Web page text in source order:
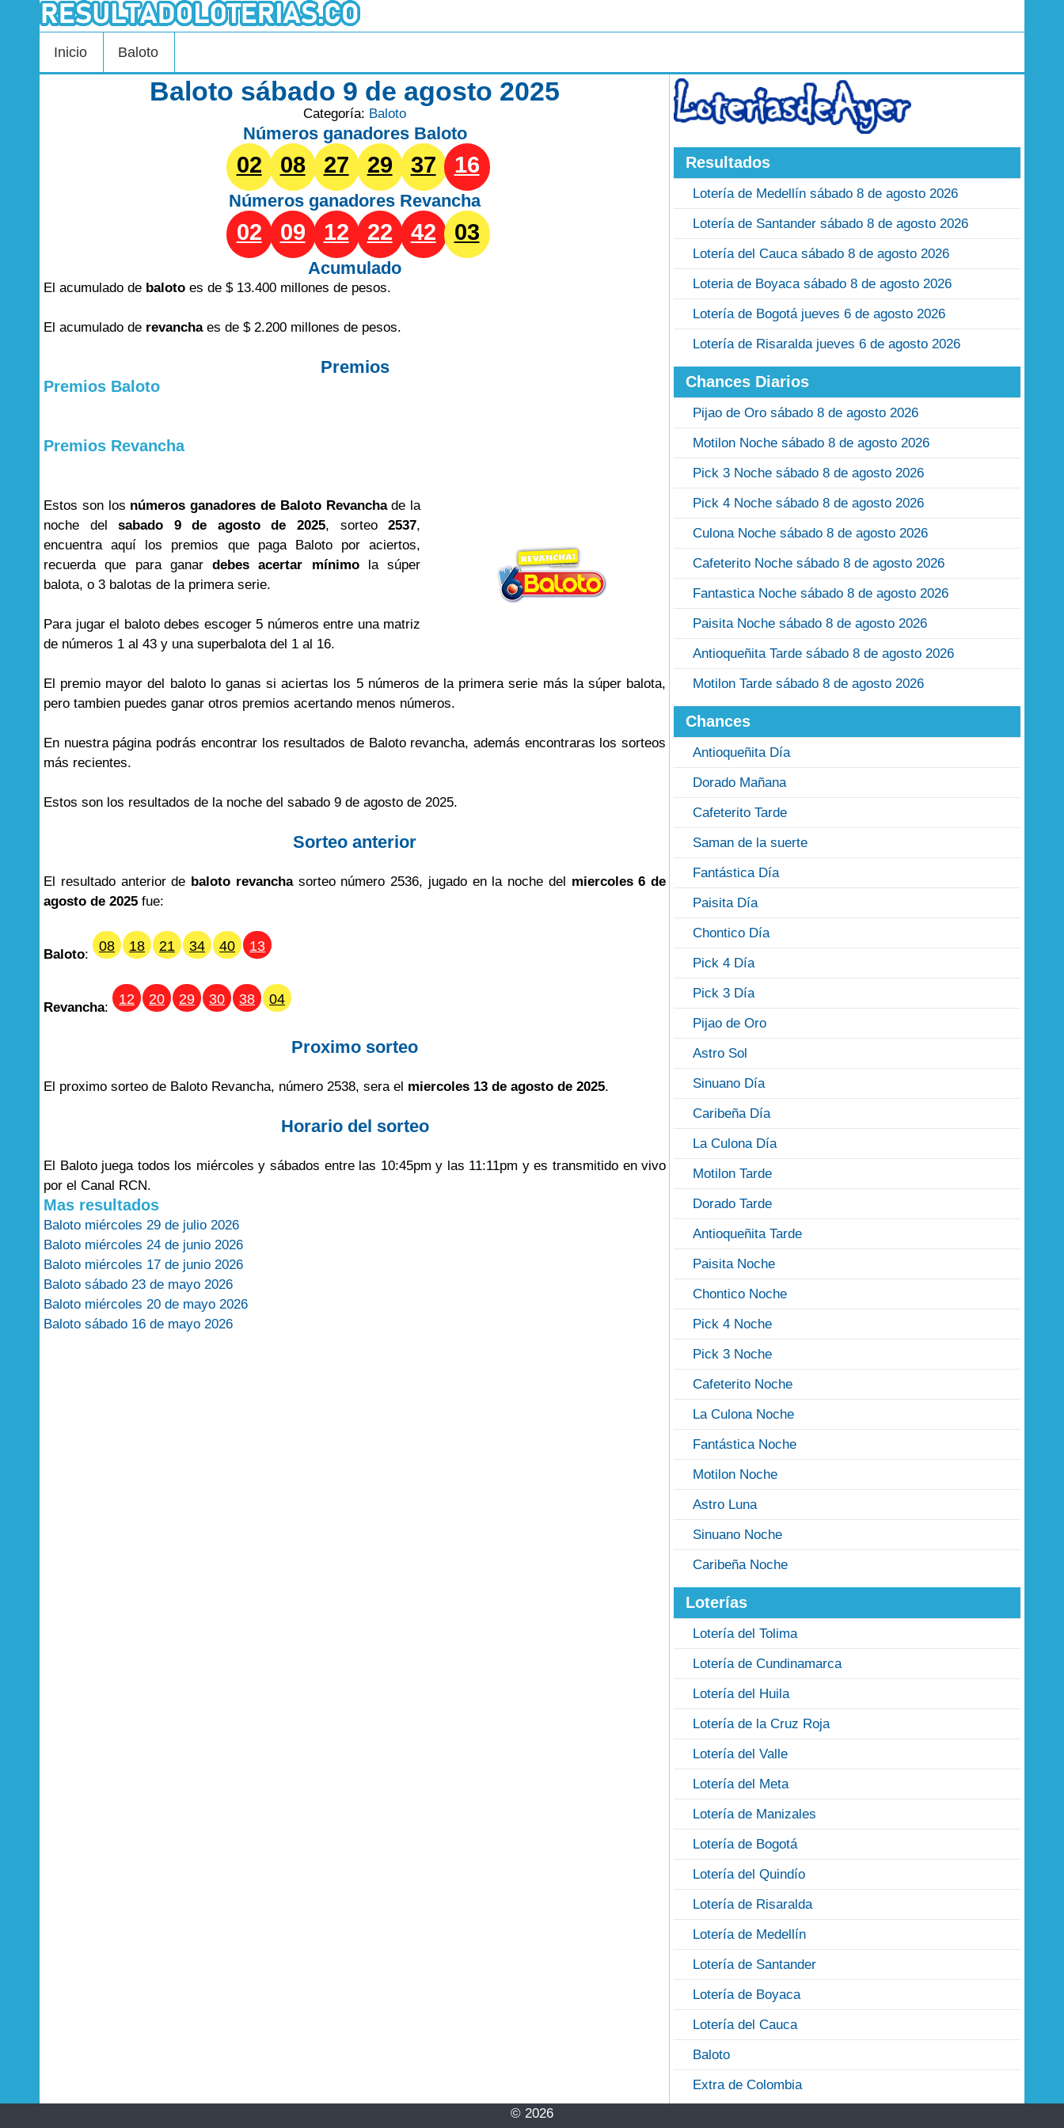
Inicio Baloto
Baloto sábado 9 de agosto 2025
Categoría: Baloto
Números ganadores Baloto
02 08 27 29 37 16
Números ganadores Revancha
02 09 12 22 42 03
Acumulado
El acumulado de baloto es de $ 13.400 millones de pesos.
El acumulado de revanchaes de $ 2.200 millones de pesos.
Premios
Premios Baloto
Premios Revancha
Estos son los números ganadores de Baloto Revanchade la
noche delsabado 9 de agosto de 2025, sorteo2537,
encuentra aquí los premios que paga Baloto por aciertos,
recuerda que para ganardebes acertar mínimola súper
balota, o 3 balotas de la primera serie.
Para jugar el baloto debes escoger 5 números entre una matriz
de números 1 al 43 y una superbalota del 1 al 16.
El premio mayor del baloto lo ganas si aciertas los 5 números de la primera serie más la súper balota,
pero tambien puedes ganar otros premios acertando menos números.
En nuestra página podrás encontrar los resultados de Baloto revancha, además encontraras los sorteos
más recientes.
Estos son los resultados de la noche del sabado 9 de agosto de 2025.
Sorteo anterior
El resultado anterior de baloto revanchasorteo número 2536, jugado en la noche del miercoles 6 de
agosto de 2025 fue:
Baloto:
08 18 21 34 40 13
Revancha:
12 20 29 30 38 04
Proximo sorteo
El proximo sorteo de Baloto Revancha, número 2538, sera el miercoles 13 de agosto de 2025.
Horario del sorteo
El Baloto juega todos los miércoles y sábados entre las 10:45pm y las 11:11pm y es transmitido en vivo
por el Canal RCN.
Mas resultados
Baloto miércoles 29 de julio 2026
Baloto miércoles 24 de junio 2026
Baloto miércoles 17 de junio 2026
Baloto sábado 23 de mayo 2026
Baloto miércoles 20 de mayo 2026
Baloto sábado 16 de mayo 2026
Resultados
Lotería de Medellín sábado 8 de agosto 2026
Lotería de Santander sábado 8 de agosto 2026
Lotería del Cauca sábado 8 de agosto 2026
Loteria de Boyaca sábado 8 de agosto 2026
Lotería de Bogotá jueves 6 de agosto 2026
Lotería de Risaralda jueves 6 de agosto 2026
Chances Diarios
Pijao de Oro sábado 8 de agosto 2026
Motilon Noche sábado 8 de agosto 2026
Pick 3 Noche sábado 8 de agosto 2026
Pick 4 Noche sábado 8 de agosto 2026
Culona Noche sábado 8 de agosto 2026
Cafeterito Noche sábado 8 de agosto 2026
Fantastica Noche sábado 8 de agosto 2026
Paisita Noche sábado 8 de agosto 2026
Antioqueñita Tarde sábado 8 de agosto 2026
Motilon Tarde sábado 8 de agosto 2026
Chances
Antioqueñita Día
Dorado Mañana
Cafeterito Tarde
Saman de la suerte
Fantástica Día
Paisita Día
Chontico Día
Pick 4 Día
Pick 3 Día
Pijao de Oro
Astro Sol
Sinuano Día
Caribeña Día
La Culona Día
Motilon Tarde
Dorado Tarde
Antioqueñita Tarde
Paisita Noche
Chontico Noche
Pick 4 Noche
Pick 3 Noche
Cafeterito Noche
La Culona Noche
Fantástica Noche
Motilon Noche
Astro Luna
Sinuano Noche
Caribeña Noche
Loterías
Lotería del Tolima
Lotería de Cundinamarca
Lotería del Huila
Lotería de la Cruz Roja
Lotería del Valle
Lotería del Meta
Lotería de Manizales
Lotería de Bogotá
Lotería del Quindío
Lotería de Risaralda
Lotería de Medellín
Lotería de Santander
Lotería de Boyaca
Lotería del Cauca
Baloto
Extra de Colombia
© 2026